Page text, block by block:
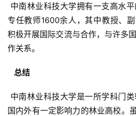
专任教师1600余人，其中教授、
积极开展国际交流与合作，与许多
作关系。
  总结
国内外有一定影响力的林业高校。